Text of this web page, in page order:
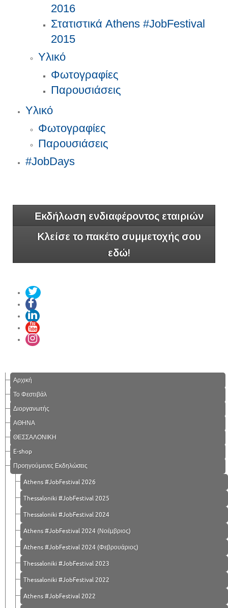
2016
Στατιστικά Athens #JobFestival
2015
Υλικό
Φωτογραφίες
Παρουσιάσεις
Υλικό
Φωτογραφίες
Παρουσιάσεις
#JobDays
Εκδήλωση ενδιαφέροντος εταιριών
Κλείσε το πακέτο συμμετοχής σου
εδώ!
Αρχική
Το Φεστιβάλ
Διοργανωτής
ΑΘΗΝΑ
ΘΕΣΣΑΛΟΝΙΚΗ
E-shop
Προηγούμενες Εκδηλώσεις
Athens #JobFestival 2026
Thessaloniki #JobFestival 2025
Thessaloniki #JobFestival 2024
Athens #JobFestival 2024 (Νοέμβριος)
Athens #JobFestival 2024 (Φεβρουάριος)
Thessaloniki #JobFestival 2023
Thessaloniki #JobFestival 2022
Athens #JobFestival 2022